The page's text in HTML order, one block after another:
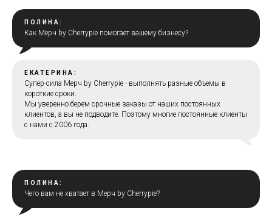
ПОЛИНА:
Как Мерч by Cherrypie помогает вашему бизнесу?
ЕКАТЕРИНА:
Супер-сила Мерч by Cherrypie - выполнять разные объемы в
короткие сроки.
Мы уверенно берём срочные заказы от наших постоянных
клиентов, а вы не подводите. Поэтому многие постоянные клиенты
с нами с 2006 года.
ПОЛИНА:
Чего вам не хватает в Мерч by Cherrypie?